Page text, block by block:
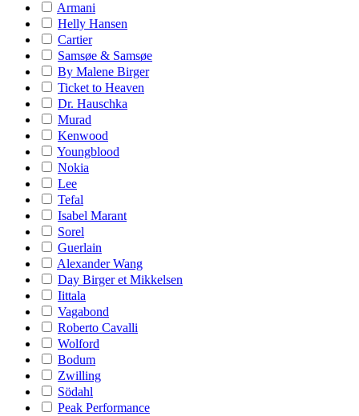
Armani
Helly Hansen
Cartier
Samsøe & Samsøe
By Malene Birger
Ticket to Heaven
Dr. Hauschka
Murad
Kenwood
Youngblood
Nokia
Lee
Tefal
Isabel Marant
Sorel
Guerlain
Alexander Wang
Day Birger et Mikkelsen
Iittala
Vagabond
Roberto Cavalli
Wolford
Bodum
Zwilling
Södahl
Peak Performance